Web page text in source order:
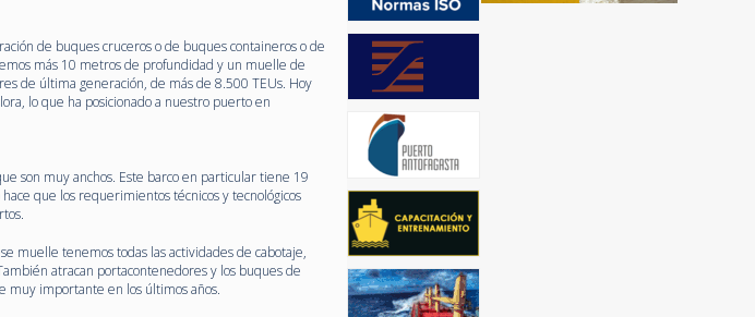
de buques cruceros o de buques containeros o de
más 10 metros de profundidad y un muelle de
de última generación, de más de 8.500 TEUs. Hoy
lo que ha posicionado a nuestro puerto en
son muy anchos. Este barco en particular tiene 19
que los requerimientos técnicos y tecnológicos
muelle tenemos todas las actividades de cabotaje,
atracan portacontenedores y los buques de
muy importante en los últimos años.